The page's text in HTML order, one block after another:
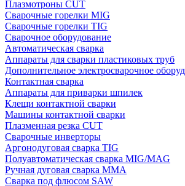
Плазмотроны CUT
Сварочные горелки MIG
Сварочные горелки TIG
Сварочное оборудование
Автоматическая сварка
Аппараты для сварки пластиковых труб
Дополнительное электросварочное
Контактная сварка
Аппараты для приварки шпилек
Клещи контактной сварки
Машины контактной сварки
Плазменная резка CUT
Сварочные инверторы
Аргонодуговая сварка TIG
Полуавтоматическая сварка MIG/MAG
Ручная дуговая сварка MMA
Сварка под флюсом SAW